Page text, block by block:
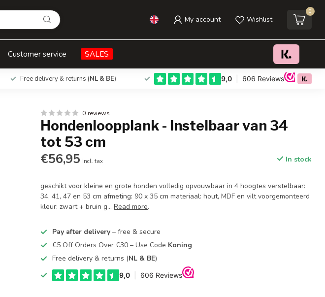
My account Wishlist
0
Customer service SALES
Free delivery & returns (NL & BE)
Add to cart
0 reviews
Hondenloopplank - Instelbaar van 34
tot 53 cm
€56,95 Incl. tax In stock
geschikt voor kleine en grote honden volledig opvouwbaar in 4 hoogtes verstelbaar:
34, 41, 47 en 53 cm afmeting: 90 x 35 cm materiaal: hout, MDF en vilt voorgemonteerd
kleur: zwart + bruin g...Read more.
Pay after delivery – free & secure
€5 Off Orders Over €30 – Use Code Koning
Free delivery & returns (NL & BE)